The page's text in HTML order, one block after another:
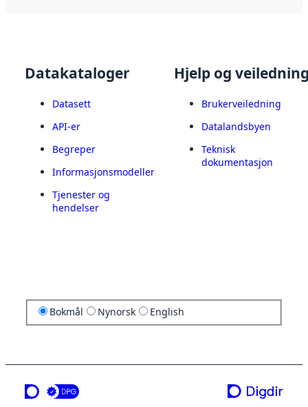
Datakataloger
Datasett
API-er
Begreper
Informasjonsmodeller
Tjenester og
hendelser
Hjelp og
Brukerveiledning
Datalandsbyen
Teknisk
dokumentasjon
Bokmål Nynorsk English